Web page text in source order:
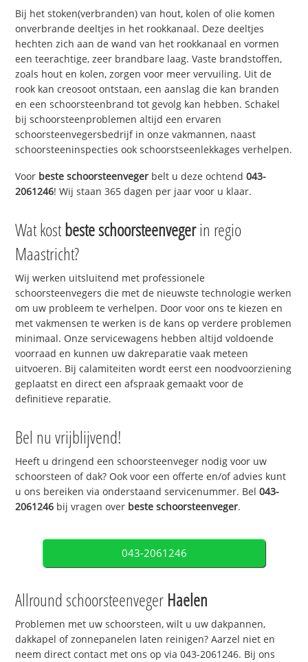
Bij het stoken(verbranden) van hout, kolen of olie komen
onverbrande deeltjes in het rookkanaal. Deze deeltjes
hechten zich aan de wand van het rookkanaal en vormen
een teerachtige, zeer brandbare laag. Vaste brandstoffen,
zoals hout en kolen, zorgen voor meer vervuiling. Uit de
rook kan creosoot ontstaan, een aanslag die kan branden
en een schoorsteenbrand tot gevolg kan hebben. Schakel
bij schoorsteenproblemen altijd een ervaren
schoorsteenvegersbedrijf in onze vakmannen, naast
schoorsteeninspecties ook schoorstseenlekkages verhelpen.
Voor beste schoorsteenveger belt u deze ochtend043-
2061246! Wij staan 365 dagen per jaar voor u klaar.
Wat kostbeste schoorsteenvegerin regio
Maastricht?
Wij werken uitsluitend met professionele
schoorsteenvegers die met de nieuwste technologie werken
om uw probleem te verhelpen. Door voor ons te kiezen en
met vakmensen te werken is de kans op verdere problemen
minimaal. Onze servicewagens hebben altijd voldoende
voorraad en kunnen uw dakreparatie vaak meteen
uitvoeren. Bij calamiteiten wordt eerst een noodvoorziening
geplaatst en direct een afspraak gemaakt voor de
definitieve reparatie.
Bel nu vrijblijvend!
Heeft u dringend een schoorsteenveger nodig voor uw
schoorsteen of dak? Ook voor een offerte en/of advies kunt
u ons bereiken via onderstaand servicenummer. Bel043-
2061246 bij vragen over beste schoorsteenveger.
043-2061246
Allround schoorsteenveger Haelen
Problemen met uw schoorsteen, wilt u uw dakpannen,
dakkapel of zonnepanelen laten reinigen? Aarzel niet en
neem direct contact met ons op via 043-2061246. Bij ons